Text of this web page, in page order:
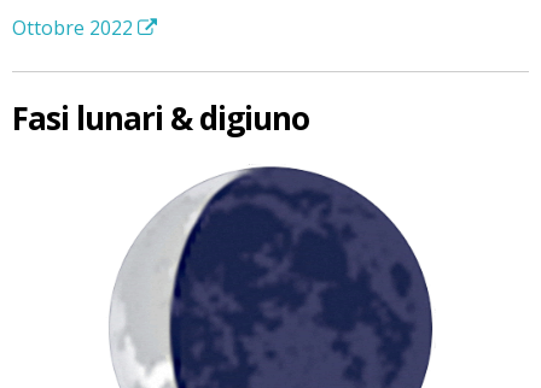
Ottobre 2022
Fasi lunari & digiuno